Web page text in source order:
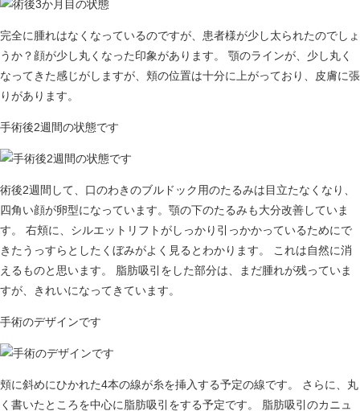
完全に腫れはなくなっているのですが、患者様が少し太られたのでしょ
うか？顔が少し丸くなった印象があります。 顎のラインが、少し丸く
なってきた感じがしますが、頬の位置は十分に上がっており、皮膚に張
りがあります。
手術後2週間の状態です
術後2週間して、口のわきのブルドック用のたるみは目立たなくなり、
四角い顔が卵型になっています。顎の下のたるみも大分改善していま
す。 右頬に、シルエットリフトがしっかり引っかかっているためにで
きたうっすらとしたくぼみがよく見るとわかります。 これは自然に消
えるものと思います。 脂肪吸引をした部分は、まだ腫れが残っていま
すが、きれいになってきています。
手術のデザインです
頬に斜めにひかれた4本の線が糸を挿入する予定の線です。 さらに、丸
く書いたところを中心に脂肪吸引をする予定です。 脂肪吸引のカニュ